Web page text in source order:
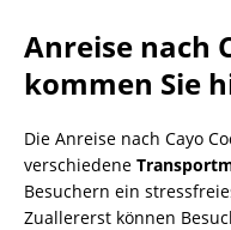
Anreise nach
kommen Sie
Die Anreise nach Cayo
verschiedene
Besuchern ein
Zuallererst können